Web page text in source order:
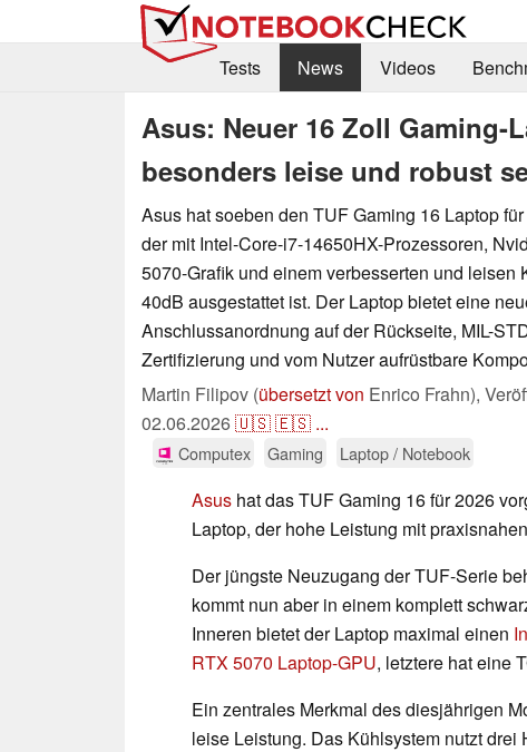
Tests
News Videos
Asus: Neuer 16 Zoll Gaming-
besonders leise und robust
Asus hat soeben den TUF Gaming 16 Laptop
der mit Intel-Core-i7-14650HX-Prozessoren,
5070-Grafik und einem verbesserten und leisen
40dB ausgestattet ist. Der Laptop bietet eine
Anschlussanordnung auf der Rückseite, MIL-
Zertifizierung und vom Nutzer aufrüstbare
Martin Filipov (übersetzt von Enrico Frahn),
02.06.2026🇺🇸🇪🇸 ...
Computex Gaming Laptop / Notebook
Asus hat das TUF Gaming 16 für 2026
Laptop, der hohe Leistung mit
Der jüngste Neuzugang der TUF-Serie
kommt nun aber in einem komplett
Inneren bietet der Laptop maximal einen
RTX 5070 Laptop-GPU, letztere hat eine
Ein zentrales Merkmal des diesjährigen
leise Leistung. Das Kühlsystem nutzt